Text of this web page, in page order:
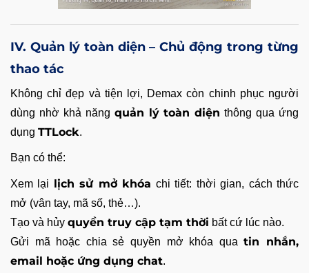
IV. Quản lý toàn diện – Chủ động trong từng
thao tác
Không chỉ đẹp và tiện lợi, Demax còn chinh phục người
dùng nhờ khả năng quản lý toàn diện thông qua ứng
dụng TTLock.
Bạn có thể:
Xem lại lịch sử mở khóa chi tiết: thời gian, cách thức
mở (vân tay, mã số, thẻ…).
Tạo và hủy quyền truy cập tạm thời bất cứ lúc nào.
Gửi mã hoặc chia sẻ quyền mở khóa quatin nhắn,
email hoặc ứng dụng chat.